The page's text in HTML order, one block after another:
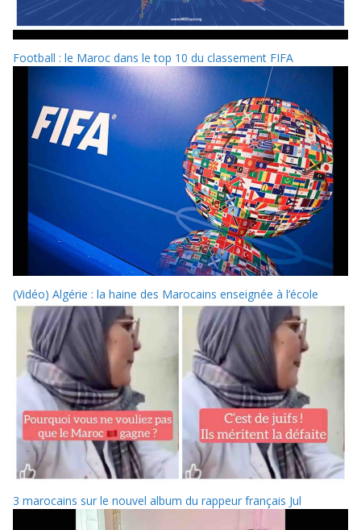
Football : le Maroc dans le top 10 du classement FIFA
(Vidéo) Algérie : la haine des Marocains enseignée à l’école
3 marocains sur le nouvel album du rappeur français Jul